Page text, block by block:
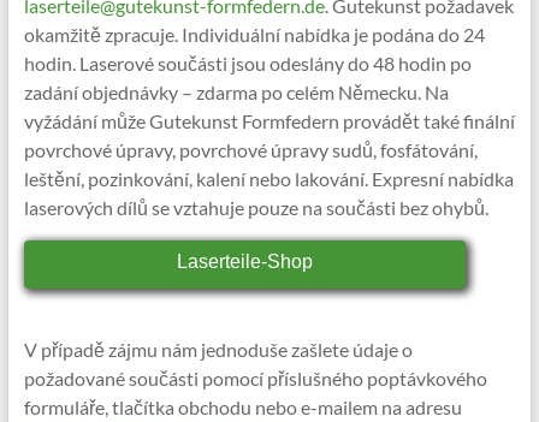
laserteile@gutekunst-formfedern.de. Gutekunst požadavek
okamžitě zpracuje. Individuální nabídka je podána do 24
hodin. Laserové součásti jsou odeslány do 48 hodin po
zadání objednávky – zdarma po celém Německu. Na
vyžádání může Gutekunst Formfedern provádět také finální
povrchové úpravy, povrchové úpravy sudů, fosfátování,
leštění, pozinkování, kalení nebo lakování. Expresní nabídka
laserových dílů se vztahuje pouze na součásti bez ohybů.
Laserteile-Shop
V případě zájmu nám jednoduše zašlete údaje o
požadované součásti pomocí příslušného poptávkového
formuláře, tlačítka obchodu nebo e-mailem na adresu